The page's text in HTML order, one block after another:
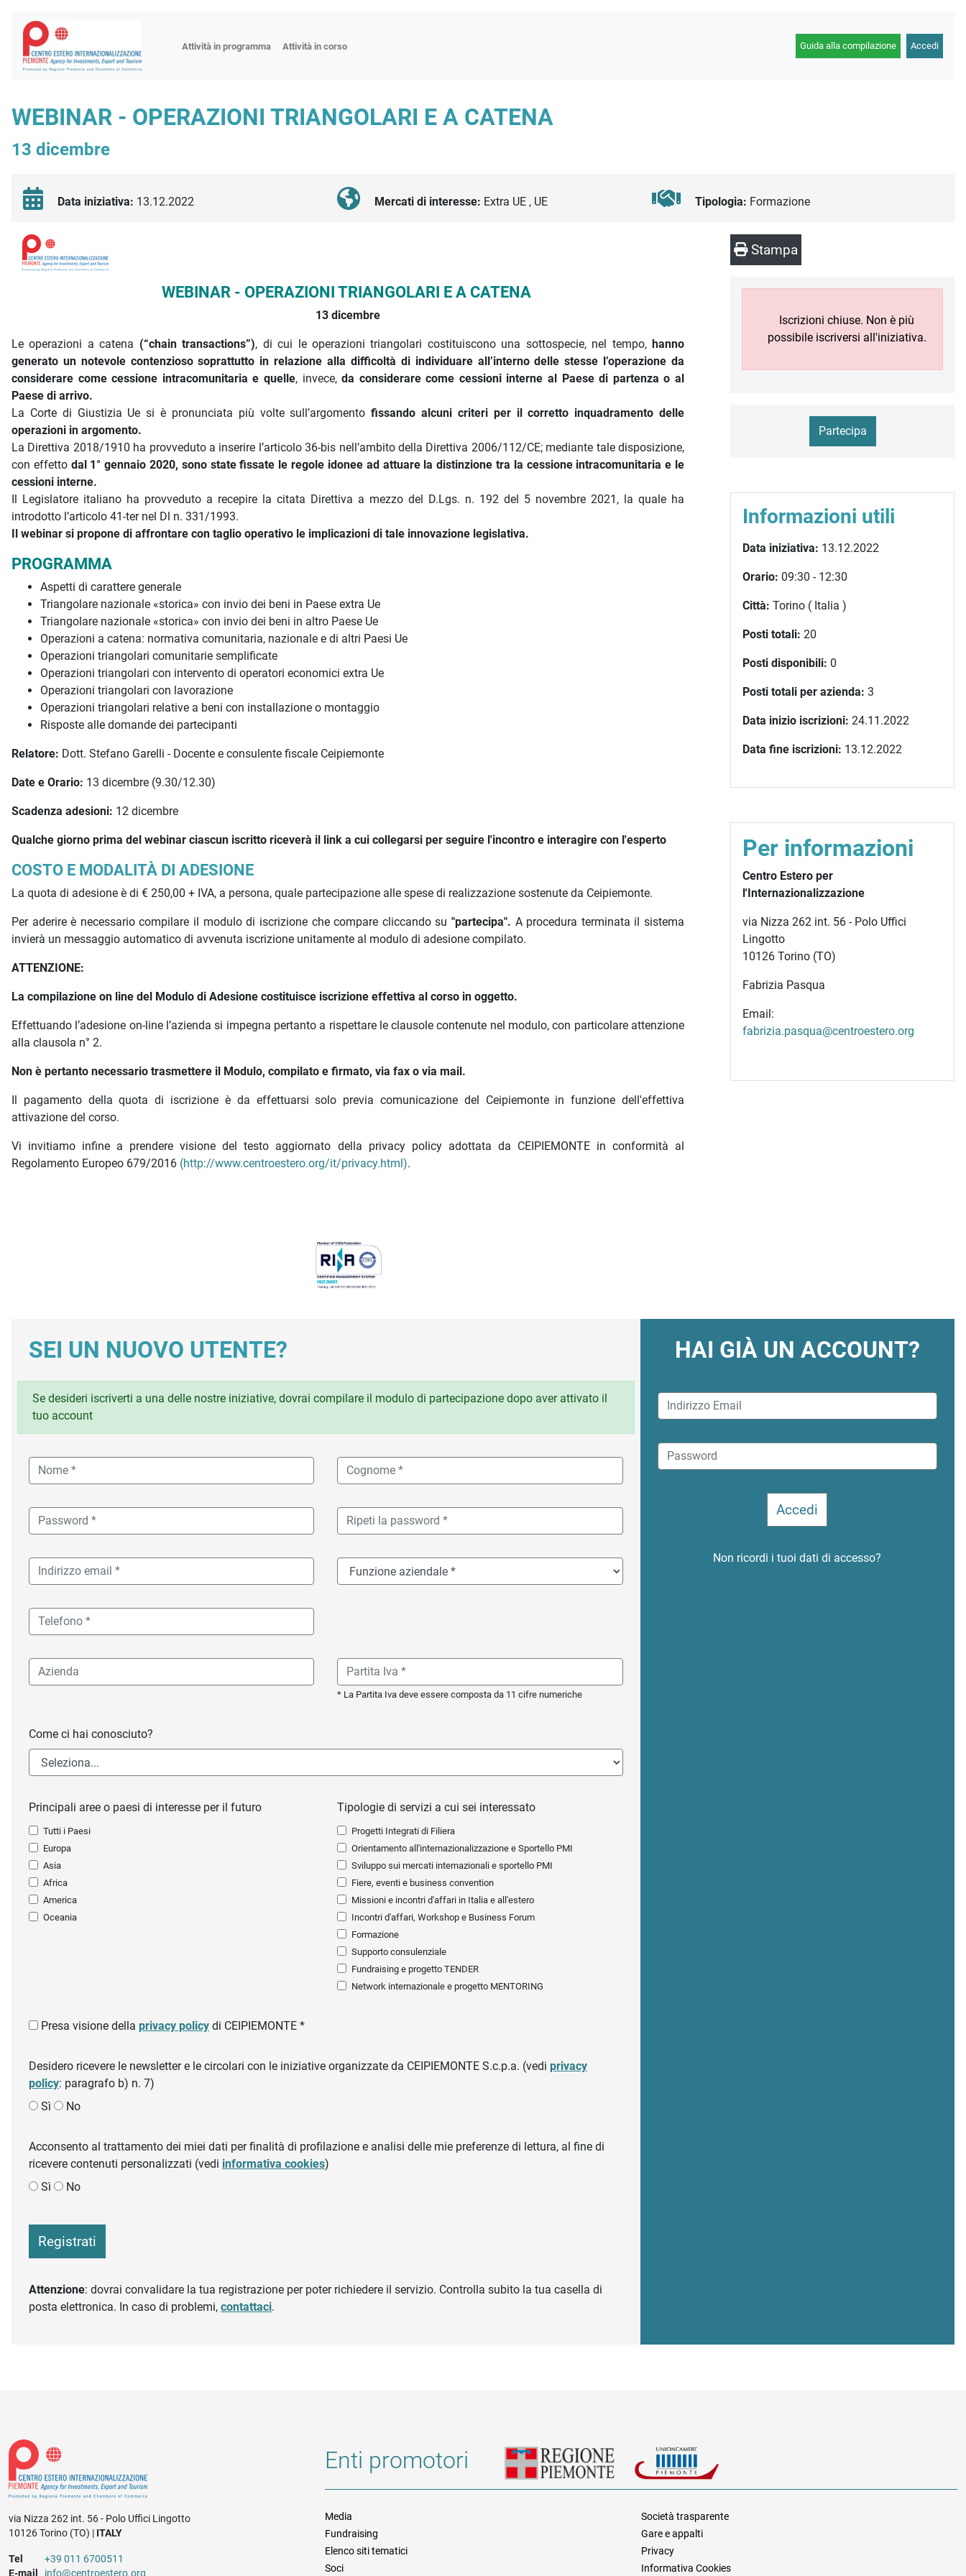
Attività in programma Attività in corso
Fiere
Workshop
Focus settoriali
Guida alla compilazione Accedi
WEBINAR - OPERAZIONI TRIANGOLARI E A CATENA
13 dicembre
Data iniziativa: 13.12.2022 Mercati di interesse: Extra UE , UE Tipologia: Formazione
Descrizione iniziativaWEBINAR - OPERAZIONI TRIANGOLARI E A CATENA
13 dicembre
Le operazioni a catena (“chain transactions”), di cui le operazioni triangolari costituiscono una sottospecie, nel tempo, hanno
generato un notevole contenzioso soprattutto in relazione alla difficoltà di individuare all’interno delle stesse l’operazione da
considerare come cessione intracomunitaria e quelle, invece,da considerare come cessioni interne al Paese di partenza o al
Paese di arrivo.
La Corte di Giustizia Ue si è pronunciata più volte sull’argomentofissando alcuni criteri per il corretto inquadramento delle
operazioni in argomento.
La Direttiva 2018/1910 ha provveduto a inserire l’articolo 36-bis nell’ambito della Direttiva 2006/112/CE; mediante tale disposizione,
con effetto dal 1° gennaio 2020, sono state fissate le regole idonee ad attuare la distinzione tra la cessione intracomunitaria e le
cessioni interne.
Il Legislatore italiano ha provveduto a recepire la citata Direttiva a mezzo del D.Lgs. n. 192 del 5 novembre 2021, la quale ha
introdotto l’articolo 41-ter nel Dl n. 331/1993.
Il webinar si propone di affrontare con taglio operativo le implicazioni di tale innovazione legislativa.
PROGRAMMA
Aspetti di carattere generale
Triangolare nazionale «storica» con invio dei beni in Paese extra Ue
Triangolare nazionale «storica» con invio dei beni in altro Paese Ue
Operazioni a catena: normativa comunitaria, nazionale e di altri Paesi Ue
Operazioni triangolari comunitarie semplificate
Operazioni triangolari con intervento di operatori economici extra Ue
Operazioni triangolari con lavorazione
Operazioni triangolari relative a beni con installazione o montaggio
Risposte alle domande dei partecipanti
Relatore: Dott. Stefano Garelli - Docente e consulente fiscale Ceipiemonte
Date e Orario: 13 dicembre (9.30/12.30)
Scadenza adesioni: 12 dicembre
Qualche giorno prima del webinar ciascun iscritto riceverà il link a cui collegarsi per seguire l'incontro e interagire con l'esperto
COSTO E MODALITÀ DI ADESIONE
La quota di adesione è di € 250,00 + IVA, a persona, quale partecipazione alle spese di realizzazione sostenute da Ceipiemonte.
Per aderire è necessario compilare il modulo di iscrizione che compare cliccando su "partecipa". A procedura terminata il sistema
invierà un messaggio automatico di avvenuta iscrizione unitamente al modulo di adesione compilato.
ATTENZIONE:
La compilazione on line del Modulo di Adesione costituisce iscrizione effettiva al corso in oggetto.
Effettuando l’adesione on-line l’azienda si impegna pertanto a rispettare le clausole contenute nel modulo, con particolare attenzione
alla clausola n° 2.
Non è pertanto necessario trasmettere il Modulo, compilato e firmato, via fax o via mail.
Il pagamento della quota di iscrizione è da effettuarsi solo previa comunicazione del Ceipiemonte in funzione dell'effettiva
attivazione del corso.
Vi invitiamo infine a prendere visione del testo aggiornato della privacy policy adottata da CEIPIEMONTE in conformità al
Regolamento Europeo 679/2016 (http://www.centroestero.org/it/privacy.html).
Stampa
Iscrizioni chiuse. Non è più
possibile iscriversi all'iniziativa.
Partecipa
Informazioni utili
Data iniziativa: 13.12.2022
Orario: 09:30 - 12:30
Città: Torino ( Italia )
Posti totali: 20
Posti disponibili: 0
Posti totali per azienda: 3
Data inizio iscrizioni: 24.11.2022
Data fine iscrizioni: 13.12.2022
Per informazioni
Centro Estero per
l'Internazionalizzazione
via Nizza 262 int. 56 - Polo Uffici
Lingotto
10126 Torino (TO)
Fabrizia Pasqua
Email:
fabrizia.pasqua@centroestero.org
SEI UN NUOVO UTENTE?
Se desideri iscriverti a una delle nostre iniziative, dovrai compilare il modulo di partecipazione dopo aver attivato il
tuo account
* La Partita Iva deve essere composta da 11 cifre numeriche
Come ci hai conosciuto?
Principali aree o paesi di interesse per il futuro
Tutti i Paesi
Europa
Asia
Africa
America
Oceania
Tipologie di servizi a cui sei interessato
Progetti Integrati di Filiera
Orientamento all'internazionalizzazione e Sportello PMI
Sviluppo sui mercati internazionali e sportello PMI
Fiere, eventi e business convention
Missioni e incontri d'affari in Italia e all'estero
Incontri d'affari, Workshop e Business Forum
Formazione
Supporto consulenziale
Fundraising e progetto TENDER
Network internazionale e progetto MENTORING
Presa visione della privacy policy di CEIPIEMONTE *
Desidero ricevere le newsletter e le circolari con le iniziative organizzate da CEIPIEMONTE S.c.p.a. (vedi privacy
policy: paragrafo b) n. 7)
Sì
No
Acconsento al trattamento dei miei dati per finalità di profilazione e analisi delle mie preferenze di lettura, al fine di
ricevere contenuti personalizzati (vedi informativa cookies)
Sì
No
Registrati
Attenzione: dovrai convalidare la tua registrazione per poter richiedere il servizio. Controlla subito la tua casella di
posta elettronica. In caso di problemi, contattaci.
HAI GIÀ UN ACCOUNT?
Non ricordi i tuoi dati di accesso?
via Nizza 262 int. 56 - Polo Uffici Lingotto
10126 Torino (TO) | ITALY
Tel
+39 011 6700511
E-mail
info@centroestero.org
Enti promotori
Informazioni legali e trasparenza
Media
Società trasparente
Fundraising
Gare e appalti
Elenco siti tematici
Privacy
Soci
Informativa Cookies